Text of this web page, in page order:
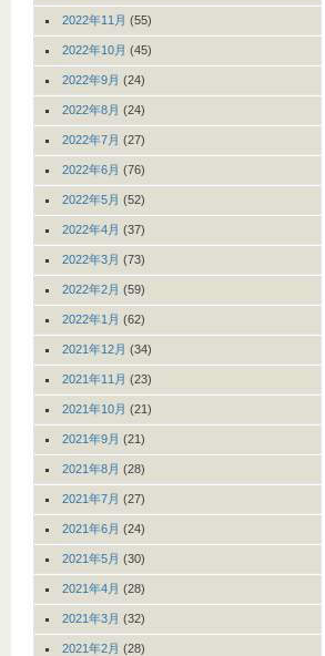
2022年11月 (55)
2022年10月 (45)
2022年9月 (24)
2022年8月 (24)
2022年7月 (27)
2022年6月 (76)
2022年5月 (52)
2022年4月 (37)
2022年3月 (73)
2022年2月 (59)
2022年1月 (62)
2021年12月 (34)
2021年11月 (23)
2021年10月 (21)
2021年9月 (21)
2021年8月 (28)
2021年7月 (27)
2021年6月 (24)
2021年5月 (30)
2021年4月 (28)
2021年3月 (32)
2021年2月 (28)